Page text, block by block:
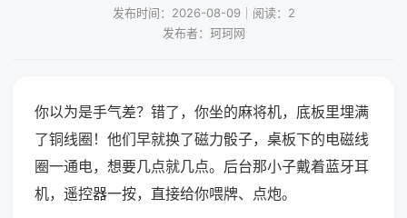
发布时间：2026-08-09｜阅读：2
发布者：珂珂网
你以为是手气差？错了，你坐的麻将机，底板里埋满
了铜线圈！他们早就换了磁力骰子，桌板下的电磁线
圈一通电，想要几点就几点。后台那小子戴着蓝牙耳
机，遥控器一按，直接给你喂牌、点炮。